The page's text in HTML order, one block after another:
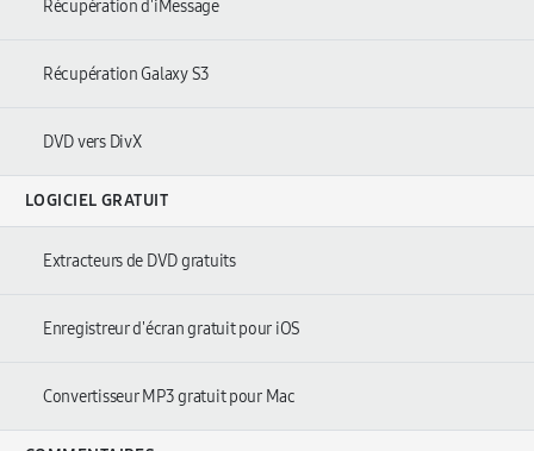
Récupération d'iMessage
Récupération Galaxy S3
DVD vers DivX
LOGICIEL GRATUIT
Extracteurs de DVD gratuits
Enregistreur d'écran gratuit pour iOS
Convertisseur MP3 gratuit pour Mac